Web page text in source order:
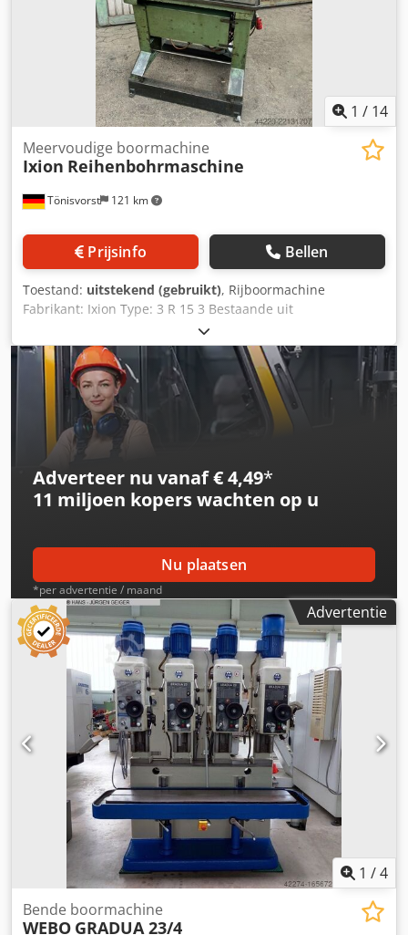
1 / 14
Tönisvorst 121 km
Meervoudige boormachine
Ixion Reihenbohrmaschine
Prijsinfo Bellen
Toestand: uitstekend (gebruikt), Rijboormachine
Fabrikant: Ixion Type: 3 R 15 3 Bestaande uit
tapboormachine BT15GL Draadtapcapaciteit tot M16 8
tapgeleidepatronen Spoed: 0,4-0,5-0,7-0,8-1-1,25-1,5-1,75
Boormachine BT 15 P Chedpfezdp U Nex Agroa MK2 10
toerentallen 240 - 3800 omw/min en boormachine BT 15 5
toerentallen 480 - 3800 omw/min Lengte 980 mm Breedte
660 mm Hoogte 1600 mm Gewicht 420 kg
Adverteer nu vanaf € 4,49*
11 miljoen koperswachten op u
Nu plaatsen
*per advertentie / maand
Advertentie
1 /4
Bende boormachine
WEBO GRADUA 23/4